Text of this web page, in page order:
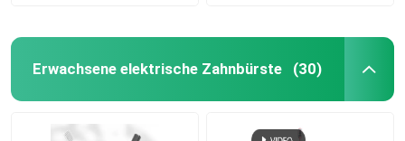
Erwachsene elektrische Zahnbürste (30)